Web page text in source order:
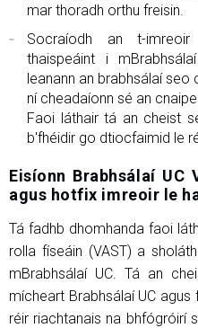
mar thoradh orthu freisin.
Socraíodh an t-
thaispeáint i
leanann an brabhsálaí seo
ní cheadaíonn sé an
Faoi láthair tá an cheist
b'fhéidir go dtiocfaimid le
Eisíonn Brabhsálaí UC
agus hotfix imreoir le
Tá fadhb dhomhanda faoi
rolla físeáin (VAST) a
mBrabhsálaí UC. Tá an
mícheart Brabhsálaí UC agus
réir riachtanais na bhfógróirí